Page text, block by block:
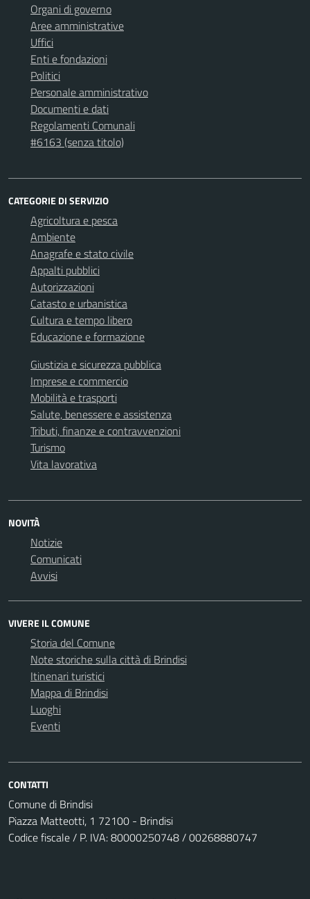
Organi di governo
Aree amministrative
Uffici
Enti e fondazioni
Politici
Personale amministrativo
Documenti e dati
Regolamenti Comunali
#6163 (senza titolo)
CATEGORIE DI SERVIZIO
Agricoltura e pesca
Ambiente
Anagrafe e stato civile
Appalti pubblici
Autorizzazioni
Catasto e urbanistica
Cultura e tempo libero
Educazione e formazione
Giustizia e sicurezza pubblica
Imprese e commercio
Mobilità e trasporti
Salute, benessere e assistenza
Tributi, finanze e contravvenzioni
Turismo
Vita lavorativa
NOVITÀ
Notizie
Comunicati
Avvisi
VIVERE IL COMUNE
Storia del Comune
Note storiche sulla città di Brindisi
Itinenari turistici
Mappa di Brindisi
Luoghi
Eventi
CONTATTI
Comune di Brindisi
Piazza Matteotti, 1 72100 - Brindisi
Codice fiscale / P. IVA: 80000250748 / 00268880747